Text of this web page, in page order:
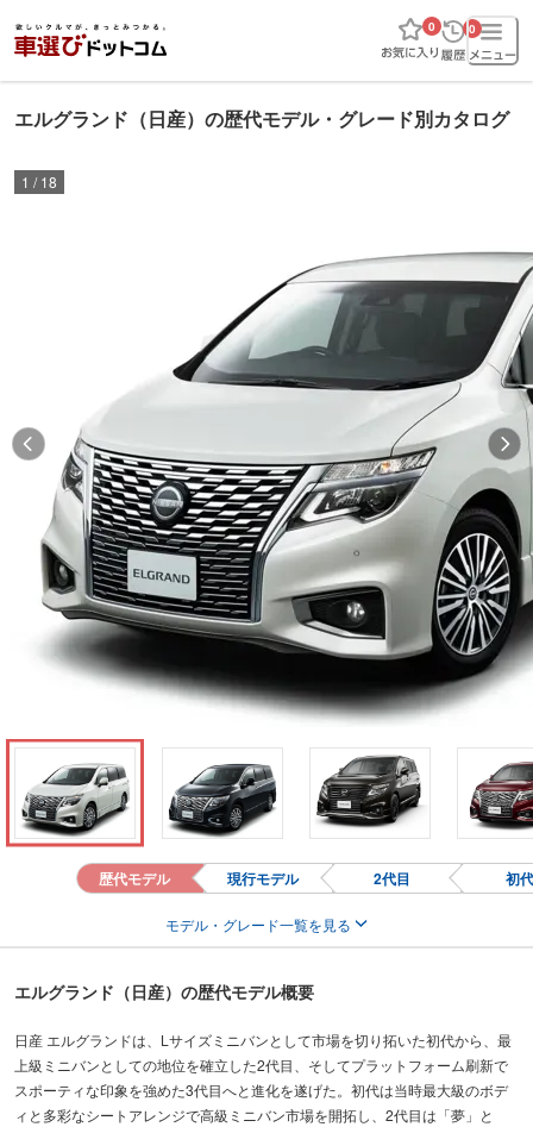
0 0
エルグランド（日産）の歴代モデル・グレード別カタログ
1 /18
歴代モデル 現行モデル 2代目 初代
モデル・グレード一覧を見る
エルグランド（日産）の歴代モデル概要
日産 エルグランドは、Lサイズミニバンとして市場を切り拓いた初代から、最
上級ミニバンとしての地位を確立した2代目、そしてプラットフォーム刷新で
スポーティな印象を強めた3代目へと進化を遂げた。初代は当時最大級のボデ
ィと多彩なシートアレンジで高級ミニバン市場を開拓し、2代目は「夢」と